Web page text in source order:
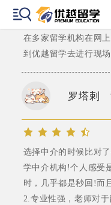
“预则立，不预则废”
选择留学机构。
在多家留学机构在网
到优越留学去进行现
罗塔剌
选择中介的时候比对
学中介机构!个人感受
时，几乎都是秒回!而
2.专业性强，老师对